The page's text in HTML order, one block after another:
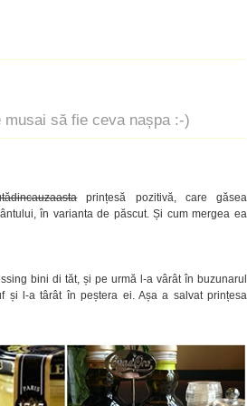
să fie ceva nașpa :-)
prințesă pozitivă, care găsea
în varianta de păscut. Și cum mergea ea
bini di tăt, și pe urmă l-a vârât în buzunarul
și l-a târât în peștera ei. Așa a salvat prințesa